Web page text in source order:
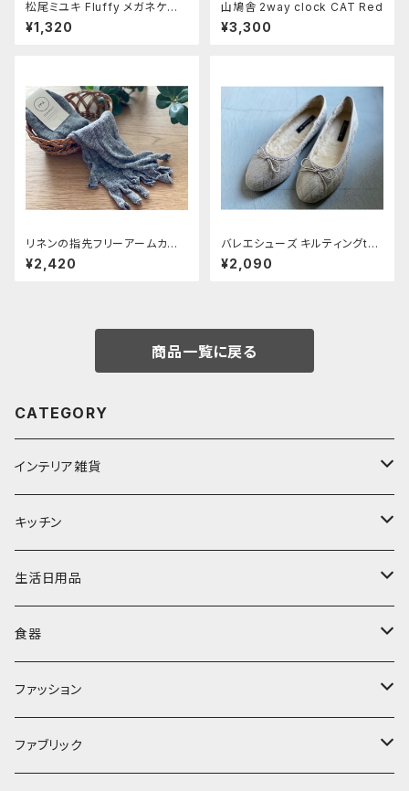
松尾ミユキ Fluffy メガネケー
ス Cat-Beige
¥1,320
山鳩舎 2way clock CAT Red
¥3,300
リネンの指先フリーアームカバ
ー 【memeri】チャコール 約55
㎝
¥2,420
バレエシューズ キルティングtyp
e＋内ボア 《ライトベージュ》
¥2,090
商品一覧に戻る
CATEGORY
インテリア雑貨
置物・オブジェ
ミラー
ぬいぐるみ
時計
フラワーベース
キッチン
水筒・マグ
カトラリー
食器
その他
生活日用品
タオル・ハンカチ
キッチンクロス
その他
食器
コップ・マグカップ
プレート
ファッション
バッグ
ファブリック